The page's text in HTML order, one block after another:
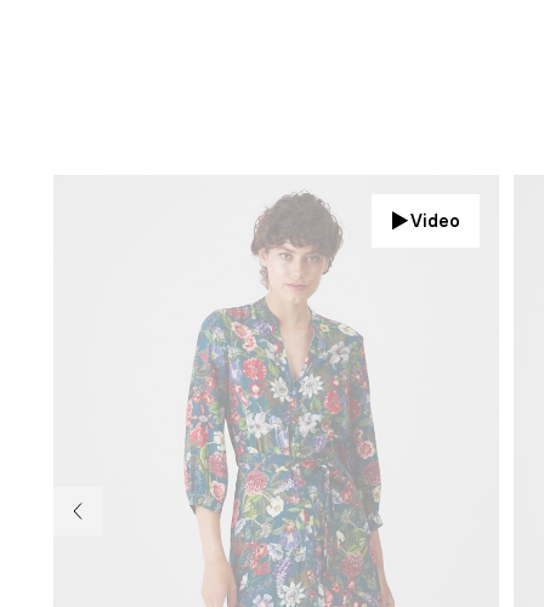
Video